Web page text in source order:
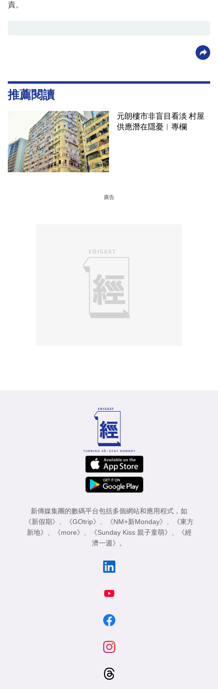
責。
推薦閱讀
元朗樓市非盲目看淡 村屋
供應潛在隱憂︳專欄
廣告
新傳媒集團的數碼平台包括多個網站和應用程式，如
《新假期》 、 《GOtrip》 、 《NM+新Monday》 、
《東方
新地》 、 《more》 、 《Sunday Kiss 親子童萌》 、
《經
濟一週》 。